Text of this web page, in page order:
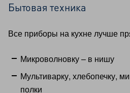
Бытовая техника
Все приборы на кухне лучше
Микроволновку – в нишу
Мультиварку, хлебопечку,
полки